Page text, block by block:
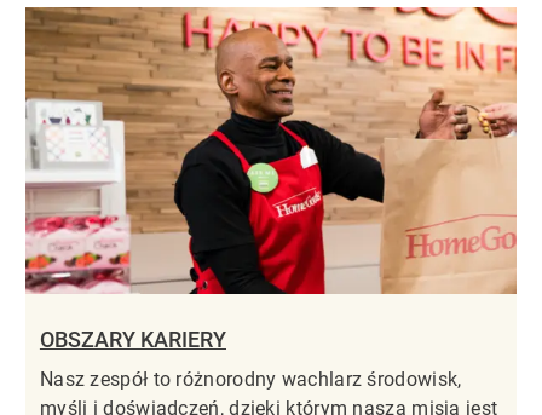
OBSZARY KARIERY
Nasz zespół to różnorodny wachlarz środowisk,
myśli i doświadczeń, dzięki którym nasza misja jest